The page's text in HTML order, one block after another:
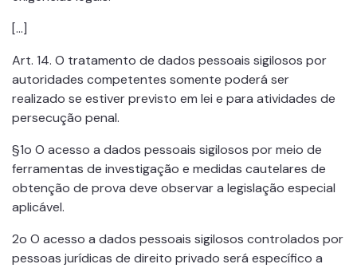
[…]
Art. 14. O tratamento de dados pessoais sigilosos por
autoridades competentes somente poderá ser
realizado se estiver previsto em lei e para atividades de
persecução penal.
§1o O acesso a dados pessoais sigilosos por meio de
ferramentas de investigação e medidas cautelares de
obtenção de prova deve observar a legislação especial
aplicável.
2o O acesso a dados pessoais sigilosos controlados por
pessoas jurídicas de direito privado será específico a